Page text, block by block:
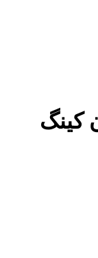
کینگ